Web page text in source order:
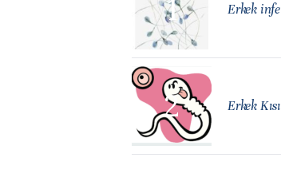
Erkek
Erkek